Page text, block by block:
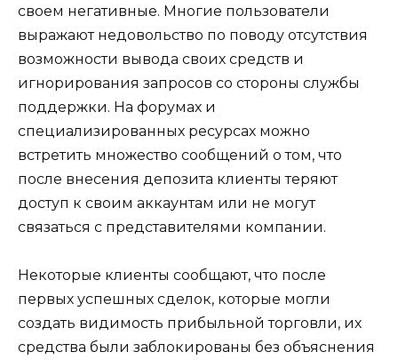
своем негативные. Многие пользователи
выражают недовольство по поводу отсутствия
возможности вывода своих средств и
игнорирования запросов со стороны службы
поддержки. На форумах и
специализированных ресурсах можно
встретить множество сообщений о том, что
после внесения депозита клиенты теряют
доступ к своим аккаунтам или не могут
связаться с представителями компании.
Некоторые клиенты сообщают, что после
первых успешных сделок, которые могли
создать видимость прибыльной торговли, их
средства были заблокированы без объяснения